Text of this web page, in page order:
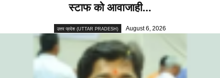
स्टाफ को आवाजाही...
उत्तर प्रदेश (UTTAR PRADESH) August 6, 2026